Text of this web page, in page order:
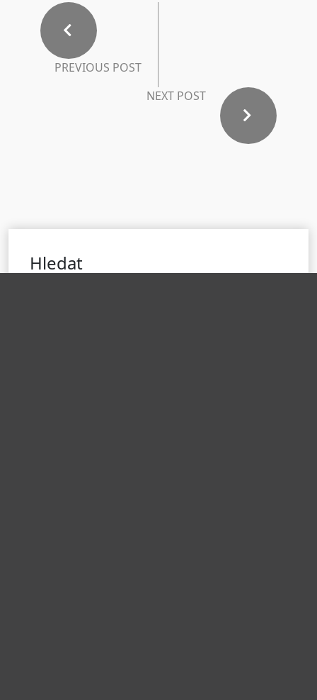
PREVIOUS POST
NEXT POST
Hledat